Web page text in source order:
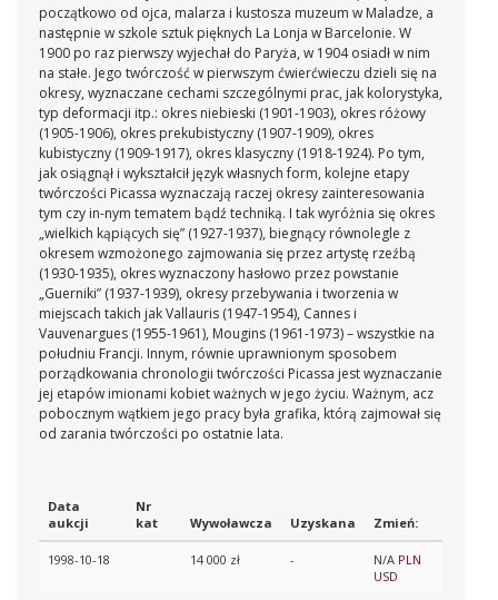
początkowo od ojca, malarza i kustosza muzeum w Maladze, a
następnie w szkole sztuk pięknych La Lonja w Barcelonie. W
1900 po raz pierwszy wyjechał do Paryża, w 1904 osiadł w nim
na stałe. Jego twórczość w pierwszym ćwierćwieczu dzieli się na
okresy, wyznaczane cechami szczególnymi prac, jak kolorystyka,
typ deformacji itp.: okres niebieski (1901-1903), okres różowy
(1905-1906), okres prekubistyczny (1907-1909), okres
kubistyczny (1909-1917), okres klasyczny (1918-1924). Po tym,
jak osiągnął i wykształcił język własnych form, kolejne etapy
twórczości Picassa wyznaczają raczej okresy zainteresowania
tym czy in-nym tematem bądź techniką. I tak wyróżnia się okres
„wielkich kąpiących się” (1927-1937), biegnący równolegle z
okresem wzmożonego zajmowania się przez artystę rzeźbą
(1930-1935), okres wyznaczony hasłowo przez powstanie
„Guerniki” (1937-1939), okresy przebywania i tworzenia w
miejscach takich jak Vallauris (1947-1954), Cannes i
Vauvenargues (1955-1961), Mougins (1961-1973) – wszystkie na
południu Francji. Innym, równie uprawnionym sposobem
porządkowania chronologii twórczości Picassa jest wyznaczanie
jej etapów imionami kobiet ważnych w jego życiu. Ważnym, acz
pobocznym wątkiem jego pracy była grafika, którą zajmował się
od zarania twórczości po ostatnie lata.
Data
aukcji
Nr
kat
Wywoławcza Uzyskana Zmień:
1998-10-18 14 000 zł - N/A PLN
USD